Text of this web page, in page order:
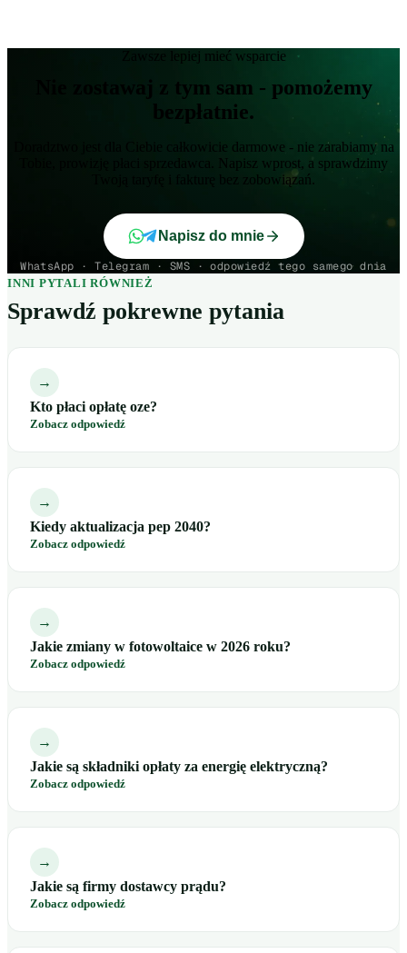
Zawsze lepiej mieć wsparcie
Nie zostawaj z tym sam - pomożemy
bezpłatnie.
Doradztwo jest dla Ciebie całkowicie darmowe - nie zarabiamy na
Tobie, prowizję płaci sprzedawca. Napisz wprost, a sprawdzimy
Twoją taryfę i fakturę bez zobowiązań.
Napisz do mnie
WhatsApp · Telegram · SMS · odpowiedź tego samego dnia
INNI PYTALI RÓWNIEŻ
Sprawdź pokrewne pytania
→
Kto płaci opłatę oze?
Zobacz odpowiedź
→
Kiedy aktualizacja pep 2040?
Zobacz odpowiedź
→
Jakie zmiany w fotowoltaice w 2026 roku?
Zobacz odpowiedź
→
Jakie są składniki opłaty za energię elektryczną?
Zobacz odpowiedź
→
Jakie są firmy dostawcy prądu?
Zobacz odpowiedź